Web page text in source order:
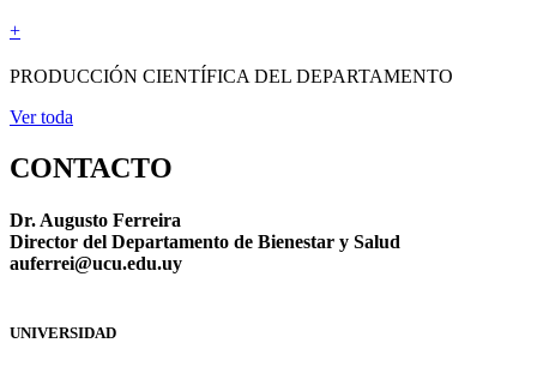
+
PRODUCCIÓN CIENTÍFICA DEL DEPARTAMENTO
Ver toda
CONTACTO
Dr. Augusto Ferreira
Director del Departamento de Bienestar y Salud
auferrei@ucu.edu.uy
UNIVERSIDAD